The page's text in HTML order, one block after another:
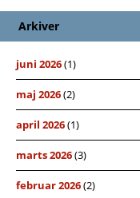
Arkiver
juni 2026(1)
maj 2026(2)
april 2026(1)
marts 2026(3)
februar 2026(2)